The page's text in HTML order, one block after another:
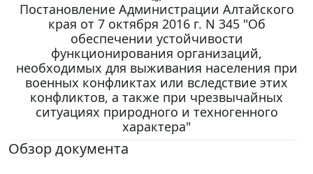
Постановление Администрации Алтайского
края от 7 октября 2016 г. N 345 "Об
обеспечении устойчивости
функционирования организаций,
необходимых для выживания населения при
военных конфликтах или вследствие этих
конфликтов, а также при чрезвычайных
ситуациях природного и техногенного
характера"
Обзор документа